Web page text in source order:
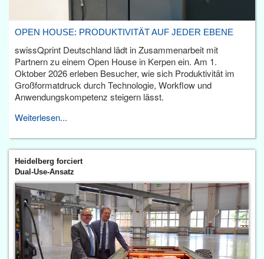
OPEN HOUSE: PRODUKTIVITÄT AUF JEDER EBENE
swissQprint Deutschland lädt in Zusammenarbeit mit
Partnern zu einem Open House in Kerpen ein. Am 1.
Oktober 2026 erleben Besucher, wie sich Produktivität im
Großformatdruck durch Technologie, Workflow und
Anwendungskompetenz steigern lässt.
Weiterlesen...
Heidelberg forciert
Dual-Use-Ansatz